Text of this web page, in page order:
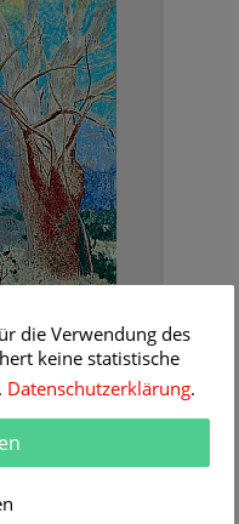
die Verwendung des
keine statistische
Datenschutzerklärung.